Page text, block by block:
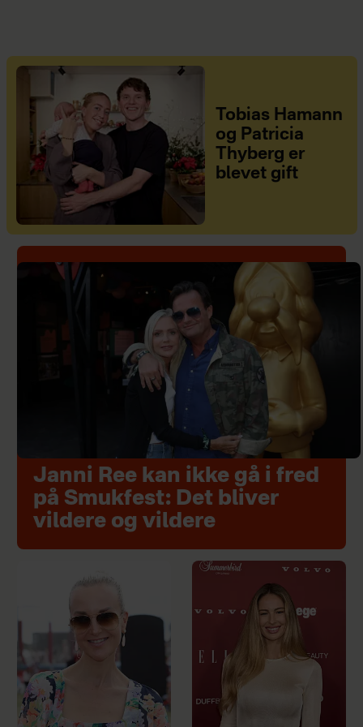
Tobias Hamann
og Patricia
Thyberg er
blevet gift
Janni Ree kan ikke gå i fred
på Smukfest: Det bliver
vildere og vildere